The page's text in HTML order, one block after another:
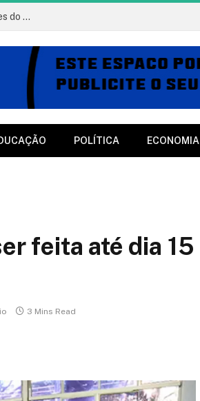
Vitória x Athletico: onde assistir, horário e prováveis escalações do jogo
POLÍTICA ECONOMIA
feita até dia 15
3 Mins Read